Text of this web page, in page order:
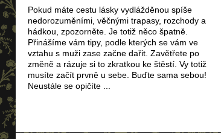
Pokud máte cestu lásky vydlážděnou spíše
nedorozuměními, věčnými trapasy, rozchody a
hádkou, zpozorněte. Je totiž něco špatně.
Přinášíme vám tipy, podle kterých se vám ve
vztahu s muži zase začne dařit. Zavětřete po
změně a rázuje si to zkratkou ke štěstí. Vy totiž
musíte začít prvně u sebe. Buďte sama sebou!
Neustále se opičíte ...